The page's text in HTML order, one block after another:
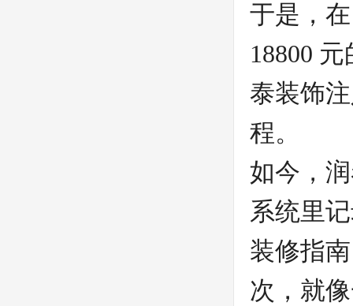
于是，
18800
泰装饰
程。
如今，
系统里
装修指
次，就